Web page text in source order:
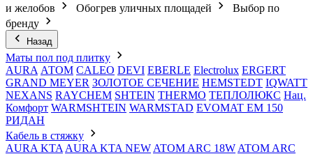
и желобов
Обогрев уличных площадей
Выбор по
бренду
Назад
Маты пол под плитку
AURA АТОМ CALEO DEVI EBERLE Electrolux ERGERT
GRAND MEYER ЗОЛОТОЕ СЕЧЕНИЕ HEMSTEDT IQWATT
NEXANS RAYCHEM SHTEIN THERMO ТЕПЛОЛЮКС Нац.
Комфорт WARMSHTEIN WARMSTAD EVOMAT EM 150
РИДАН
Кабель в стяжку
AURA KTA AURA KTA NEW ATOM ARC 18W ATOM ARC